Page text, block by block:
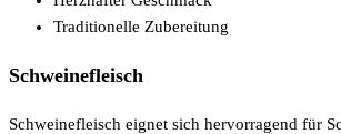
Traditionelle Zubereitung
Schweinefleisch
Schweinefleisch eignet sich hervorragend für